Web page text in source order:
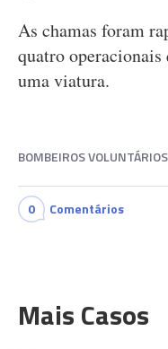
As chamas foram
quatro
uma viatura.
BOMBEIROS
0 Comentários
Mais Casos